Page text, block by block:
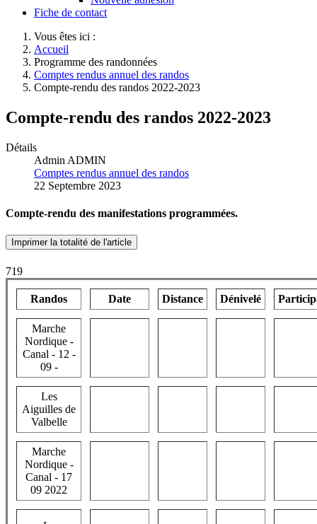
Fiche de contact
Vous êtes ici :
Accueil
Programme des randonnées
Comptes rendus annuel des randos
Compte-rendu des randos 2022-2023
Compte-rendu des randos 2022-2023
Détails
Admin ADMIN
Comptes rendus annuel des randos
22 Septembre 2023
Compte-rendu des manifestations programmées.
Imprimer la totalité de l'article
719
Randos Date Distance Dénivelé
Marche
Nordique -
Canal - 12 -
09 -
Les
Aiguilles de
Valbelle
Marche
Nordique -
Canal - 17
09 2022